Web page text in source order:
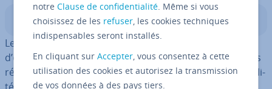
Sommaire
Les outils d’IA pour les réseaux sociaux per­met­tent
d’optimiser la création et la gestion de contenu pour les
réseaux les plus divers. En fonction de leurs fonc­tion­na­li­
notreClause de confidentialité. Même si vous
choisissez de les refuser, les cookies techniques
indispensables seront installés.
En cliquant surAccepter, vous consentez à cette
utilisation des cookies et autorisez la transmission
de vos données à des pays tiers.